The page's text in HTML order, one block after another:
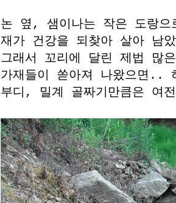
논 옆, 샘이나는 작은 도랑
재가 건강을 되찾아 살아 남
그래서 꼬리에 달린 제법 많
가재들이 쏟아져 나왔으면..
부디, 밀계 골짜기만큼은 여